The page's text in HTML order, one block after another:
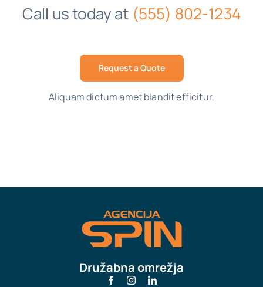
Call us today at (555) 802-1234
Request a Quote
Aliquam dictum amet blandit efficitur.
Družabna omrežja